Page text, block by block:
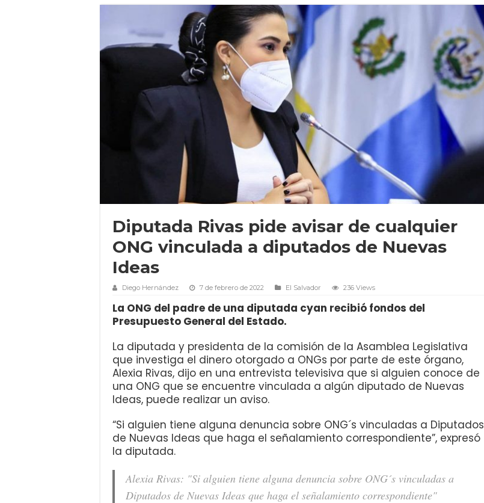
Diputada Rivas pide avisar de cualquier
ONG vinculada a diputados de Nuevas
Ideas
Diego Hernández 7 de febrero de 2022 El Salvador 236 Views
La ONG del padre de una diputada cyan recibió fondos del
Presupuesto General del Estado.
La diputada y presidenta de la comisión de la Asamblea Legislativa
que investiga el dinero otorgado a ONGs por parte de este órgano,
Alexia Rivas, dijo en una entrevista televisiva que si alguien conoce de
una ONG que se encuentre vinculada a algún diputado de Nuevas
Ideas, puede realizar un aviso.
“Si alguien tiene alguna denuncia sobre ONG´s vinculadas a Diputados
de Nuevas Ideas que haga el señalamiento correspondiente”, expresó
la diputada.
Alexia Rivas: "Si alguien tiene alguna denuncia sobre ONG´s vinculadas a
Diputados de Nuevas Ideas que haga el señalamiento correspondiente"